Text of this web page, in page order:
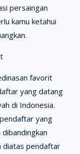
persaingan
kamu ketahui
favorit
yang datang
di Indonesia.
yang
diatas pendaftar